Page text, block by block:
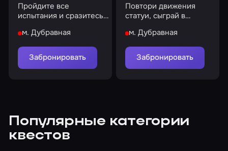
Пройдите все
испытания и сразитесь с
м. Дубравная
Забронировать
Повтори движения
статуи, сыграй в
попробуй сахарные соты
м. Дубравная
Забронировать
Популярные категории
квестов